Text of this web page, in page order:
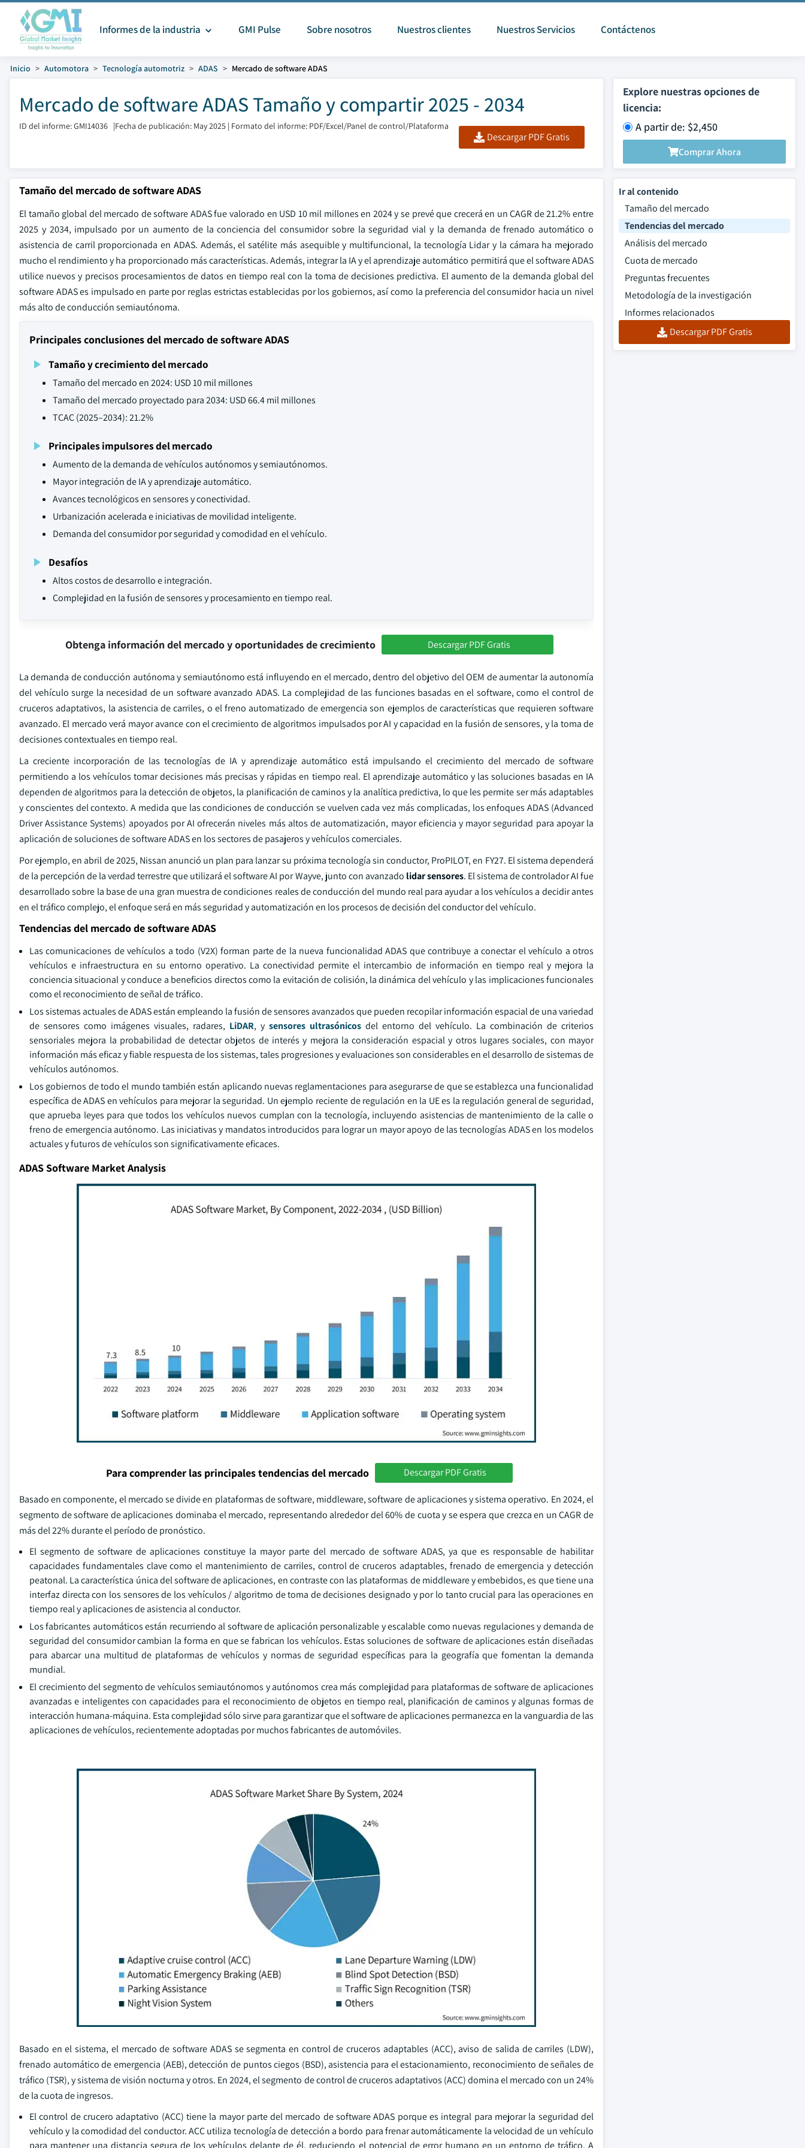
Informes de la industria GMI Pulse Sobre nosotros Nuestros clientes Nuestros Servicios Contáctenos
Inicio Automotora Tecnología automotriz ADAS Mercado de software ADAS
Mercado de software ADAS Tamaño y compartir 2025 - 2034
ID del informe: GMI14036 |Fecha de publicación: May 2025 | Formato del informe: PDF/Excel/Panel de control/Plataforma
Descargar PDF Gratis
Explore nuestras opciones de
licencia:
A partir de: $2,450
Comprar Ahora
Tamaño del mercado de software ADAS
El tamaño global del mercado de software ADAS fue valorado en USD 10 mil millones en 2024 y se prevé que crecerá en un CAGR de 21.2% entre
2025 y 2034, impulsado por un aumento de la conciencia del consumidor sobre la seguridad vial y la demanda de frenado automático o
asistencia de carril proporcionada en ADAS. Además, el satélite más asequible y multifuncional, la tecnología Lidar y la cámara ha mejorado
mucho el rendimiento y ha proporcionado más características. Además, integrar la IA y el aprendizaje automático permitirá que el software ADAS
utilice nuevos y precisos procesamientos de datos en tiempo real con la toma de decisiones predictiva. El aumento de la demanda global del
software ADAS es impulsado en parte por reglas estrictas establecidas por los gobiernos, así como la preferencia del consumidor hacia un nivel
más alto de conducción semiautónoma.
Principales conclusiones del mercado de software ADAS
Tamaño y crecimiento del mercado
Tamaño del mercado en 2024: USD 10 mil millones
Tamaño del mercado proyectado para 2034: USD 66.4 mil millones
TCAC (2025–2034): 21.2%
Principales impulsores del mercado
Aumento de la demanda de vehículos autónomos y semiautónomos.
Mayor integración de IA y aprendizaje automático.
Avances tecnológicos en sensores y conectividad.
Urbanización acelerada e iniciativas de movilidad inteligente.
Demanda del consumidor por seguridad y comodidad en el vehículo.
Desafíos
Altos costos de desarrollo e integración.
Complejidad en la fusión de sensores y procesamiento en tiempo real.
Obtenga información del mercado y oportunidades de crecimiento Descargar PDF Gratis
La demanda de conducción autónoma y semiautónomo está influyendo en el mercado, dentro del objetivo del OEM de aumentar la autonomía
del vehículo surge la necesidad de un software avanzado ADAS. La complejidad de las funciones basadas en el software, como el control de
cruceros adaptativos, la asistencia de carriles, o el freno automatizado de emergencia son ejemplos de características que requieren software
avanzado. El mercado verá mayor avance con el crecimiento de algoritmos impulsados por AI y capacidad en la fusión de sensores, y la toma de
decisiones contextuales en tiempo real.
La creciente incorporación de las tecnologías de IA y aprendizaje automático está impulsando el crecimiento del mercado de software
permitiendo a los vehículos tomar decisiones más precisas y rápidas en tiempo real. El aprendizaje automático y las soluciones basadas en IA
dependen de algoritmos para la detección de objetos, la planificación de caminos y la analítica predictiva, lo que les permite ser más adaptables
y conscientes del contexto. A medida que las condiciones de conducción se vuelven cada vez más complicadas, los enfoques ADAS (Advanced
Driver Assistance Systems) apoyados por AI ofrecerán niveles más altos de automatización, mayor eficiencia y mayor seguridad para apoyar la
aplicación de soluciones de software ADAS en los sectores de pasajeros y vehículos comerciales.
Por ejemplo, en abril de 2025, Nissan anunció un plan para lanzar su próxima tecnología sin conductor, ProPILOT, en FY27. El sistema dependerá
de la percepción de la verdad terrestre que utilizará el software AI por Wayve, junto con avanzado lidarsensores. El sistema de controlador AI fue
desarrollado sobre la base de una gran muestra de condiciones reales de conducción del mundo real para ayudar a los vehículos a decidir antes
en el tráfico complejo, el enfoque será en más seguridad y automatización en los procesos de decisión del conductor del vehículo.
Tendencias del mercado de software ADAS
Las comunicaciones de vehículos a todo (V2X) forman parte de la nueva funcionalidad ADAS que contribuye a conectar el vehículo a otros
vehículos e infraestructura en su entorno operativo. La conectividad permite el intercambio de información en tiempo real y mejora la
conciencia situacional y conduce a beneficios directos como la evitación de colisión, la dinámica del vehículo y las implicaciones funcionales
como el reconocimiento de señal de tráfico.
Los sistemas actuales de ADAS están empleando la fusión de sensores avanzados que pueden recopilar información espacial de una variedad
de sensores como imágenes visuales, radares, LiDAR, y sensores ultrasónicos del entorno del vehículo. La combinación de criterios
sensoriales mejora la probabilidad de detectar objetos de interés y mejora la consideración espacial y otros lugares sociales, con mayor
información más eficaz y fiable respuesta de los sistemas, tales progresiones y evaluaciones son considerables en el desarrollo de sistemas de
vehículos autónomos.
Los gobiernos de todo el mundo también están aplicando nuevas reglamentaciones para asegurarse de que se establezca una funcionalidad
específica de ADAS en vehículos para mejorar la seguridad. Un ejemplo reciente de regulación en la UE es la regulación general de seguridad,
que aprueba leyes para que todos los vehículos nuevos cumplan con la tecnología, incluyendo asistencias de mantenimiento de la calle o
freno de emergencia autónomo. Las iniciativas y mandatos introducidos para lograr un mayor apoyo de las tecnologías ADAS en los modelos
actuales y futuros de vehículos son significativamente eficaces.
ADAS Software Market Analysis
Para comprender las principales tendencias del mercado Descargar PDF Gratis
Basado en componente, el mercado se divide en plataformas de software, middleware, software de aplicaciones y sistema operativo. En 2024, el
segmento de software de aplicaciones dominaba el mercado, representando alrededor del 60% de cuota y se espera que crezca en un CAGR de
más del 22% durante el período de pronóstico.
El segmento de software de aplicaciones constituye la mayor parte del mercado de software ADAS, ya que es responsable de habilitar
capacidades fundamentales clave como el mantenimiento de carriles, control de cruceros adaptables, frenado de emergencia y detección
peatonal. La característica única del software de aplicaciones, en contraste con las plataformas de middleware y embebidos, es que tiene una
interfaz directa con los sensores de los vehículos / algoritmo de toma de decisiones designado y por lo tanto crucial para las operaciones en
tiempo real y aplicaciones de asistencia al conductor.
Los fabricantes automáticos están recurriendo al software de aplicación personalizable y escalable como nuevas regulaciones y demanda de
seguridad del consumidor cambian la forma en que se fabrican los vehículos. Estas soluciones de software de aplicaciones están diseñadas
para abarcar una multitud de plataformas de vehículos y normas de seguridad específicas para la geografía que fomentan la demanda
mundial.
El crecimiento del segmento de vehículos semiautónomos y autónomos crea más complejidad para plataformas de software de aplicaciones
avanzadas e inteligentes con capacidades para el reconocimiento de objetos en tiempo real, planificación de caminos y algunas formas de
interacción humana-máquina. Esta complejidad sólo sirve para garantizar que el software de aplicaciones permanezca en la vanguardia de las
aplicaciones de vehículos, recientemente adoptadas por muchos fabricantes de automóviles.
Basado en el sistema, el mercado de software ADAS se segmenta en control de cruceros adaptables (ACC), aviso de salida de carriles (LDW),
frenado automático de emergencia (AEB), detección de puntos ciegos (BSD), asistencia para el estacionamiento, reconocimiento de señales de
tráfico (TSR), y sistema de visión nocturna y otros. En 2024, el segmento de control de cruceros adaptativos (ACC) domina el mercado con un 24%
de la cuota de ingresos.
El control de crucero adaptativo (ACC) tiene la mayor parte del mercado de software ADAS porque es integral para mejorar la seguridad del
vehículo y la comodidad del conductor. ACC utiliza tecnología de detección a bordo para frenar automáticamente la velocidad de un vehículo
para mantener una distancia segura de los vehículos delante de él, reduciendo el potencial de error humano en un entorno de tráfico. A
Ir al contenido
Tamaño del mercado
Tendencias del mercado
Análisis del mercado
Cuota de mercado
Preguntas frecuentes
Metodología de la investigación
Informes relacionados
Descargar PDF Gratis